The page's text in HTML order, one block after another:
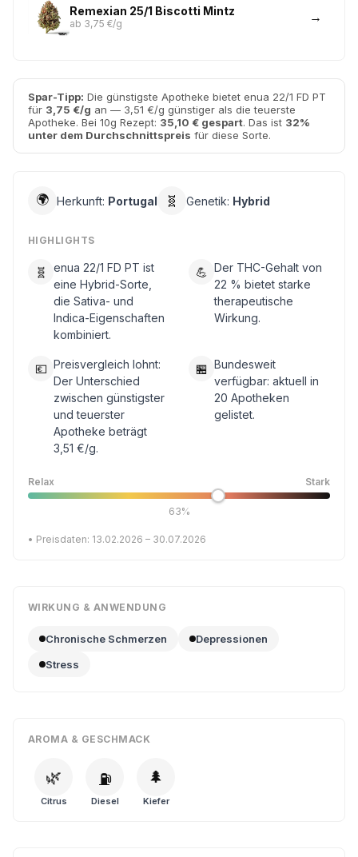
Remexian 25/1 Biscotti Mintz
ab 3,75 €/g
Spar-Tipp: Die günstigste Apotheke bietet enua 22/1 FD PT
für 3,75 €/g an — 3,51 €/g günstiger als die teuerste
Apotheke. Bei 10g Rezept: 35,10 € gespart. Das ist 32%
unter dem Durchschnittspreis für diese Sorte.
🌍 Herkunft: Portugal 🧬 Genetik: Hybrid
HIGHLIGHTS
🧬
enua 22/1 FD PT ist
eine Hybrid-Sorte,
die Sativa- und
Indica-Eigenschaften
kombiniert.
💪 Der THC-Gehalt von
22 % bietet starke
therapeutische
Wirkung.
💶 Preisvergleich lohnt:
Der Unterschied
zwischen günstigster
und teuerster
Apotheke beträgt
3,51 €/g.
🏪 Bundesweit
verfügbar: aktuell in
20 Apotheken
gelistet.
Relax Stark
63%
• Preisdaten: 13.02.2026 – 30.07.2026
WIRKUNG & ANWENDUNG
Chronische Schmerzen
Depressionen
Stress
AROMA & GESCHMACK
🌿
Citrus
⛽
Diesel
🌲
Kiefer